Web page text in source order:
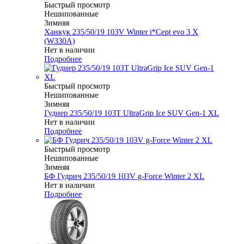
Быстрый просмотр
Нешипованные
Зимняя
Ханкук 235/50/19 103V Winter i*Cept evo 3 X
(W330A)
Нет в наличии
Подробнее
Быстрый просмотр
Нешипованные
Зимняя
Гудиер 235/50/19 103T UltraGrip Ice SUV Gen-1 XL
Нет в наличии
Подробнее
Быстрый просмотр
Нешипованные
Зимняя
БФ Гудрич 235/50/19 103V g-Force Winter 2 XL
Нет в наличии
Подробнее